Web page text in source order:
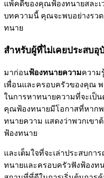
แพ้คดีของคุณฟ้องทนายสละเ
บทความนี้ คุณจะพบอย่างรวด
ทนาย
สำหรับผู้ที่ไม่เคยประสบ
มาก่อนฟ้องทนายความความ
เพื่อนและครอบครัวของคุณ พ
ในการหาทนายความที่จะเป็
คุณฟ้องทนายมีโอกาสที่หากพ
ทนายความ แสดงว่าพวกเขา
ฟ้องทนาย
และเต็มใจที่จะเล่าประสบกา
ทนายและครอบครัวฟังฟ้องท